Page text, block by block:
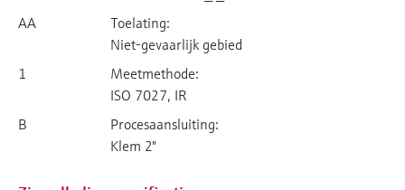
Toelating:
AA
Niet-gevaarlijk gebied
Meetmethode:
1
ISO 7027, IR
Procesaansluiting:
B
Klem 2"